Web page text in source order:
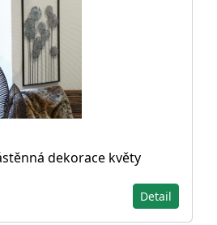
dekorace květy
Detail